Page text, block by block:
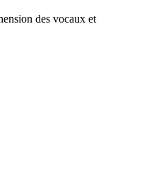
des vocaux et